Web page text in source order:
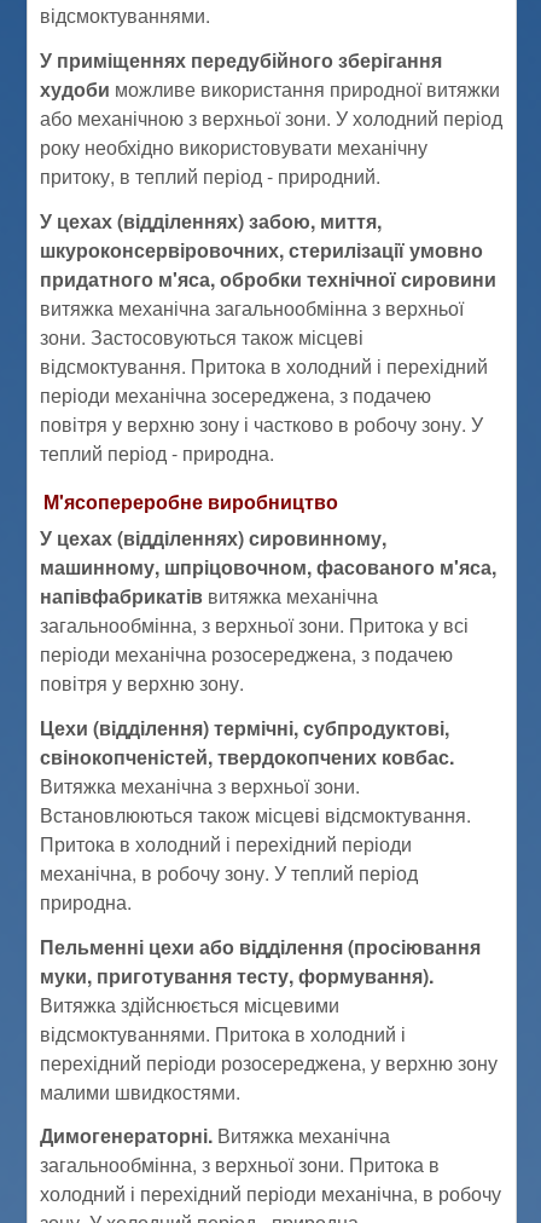
відсмоктуваннями.
У приміщеннях передубійного зберігання
худоби можливе використання природної витяжки
або механічною з верхньої зони. У холодний період
року необхідно використовувати механічну
притоку, в теплий період - природний.
У цехах (відділеннях) забою, миття,
шкуроконсервіровочних, стерилізації умовно
придатного м'яса, обробки технічної сировини
витяжка механічна загальнообмінна з верхньої
зони. Застосовуються також місцеві
відсмоктування. Притока в холодний і перехідний
періоди механічна зосереджена, з подачею
повітря у верхню зону і частково в робочу зону. У
теплий період - природна.
М'ясопереробне виробництво
У цехах (відділеннях) сировинному,
машинному, шпріцовочном, фасованого м'яса,
напівфабрикатів витяжка механічна
загальнообмінна, з верхньої зони. Притока у всі
періоди механічна розосереджена, з подачею
повітря у верхню зону.
Цехи (відділення) термічні, субпродуктові,
свінокопченістей, твердокопчених ковбас.
Витяжка механічна з верхньої зони.
Встановлюються також місцеві відсмоктування.
Притока в холодний і перехідний періоди
механічна, в робочу зону. У теплий період
природна.
Пельменні цехи або відділення (просіювання
муки, приготування тесту, формування).
Витяжка здійснюється місцевими
відсмоктуваннями. Притока в холодний і
перехідний періоди розосереджена, у верхню зону
малими швидкостями.
Димогенераторні. Витяжка механічна
загальнообмінна, з верхньої зони. Притока в
холодний і перехідний періоди механічна, в робочу